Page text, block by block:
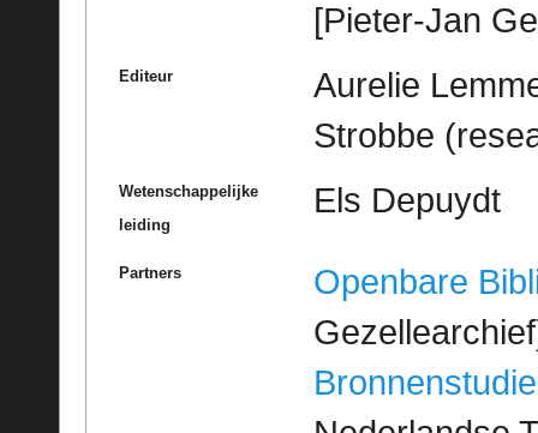
[Pieter-Jan
Editeur
Aurelie
Strobbe
Wetenschappelijke
leiding
Els Depuydt
Partners
Openbare
Bronnenstudie